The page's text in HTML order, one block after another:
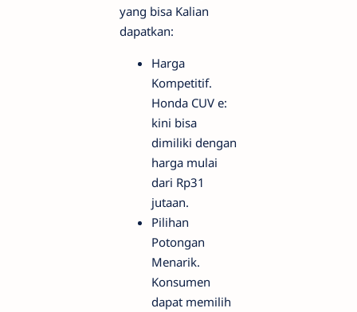
yang bisa Kalian
dapatkan:
Harga
Kompetitif.
Honda CUV e:
kini bisa
dimiliki dengan
harga mulai
dari Rp31
jutaan.
Pilihan
Potongan
Menarik.
Konsumen
dapat memilih